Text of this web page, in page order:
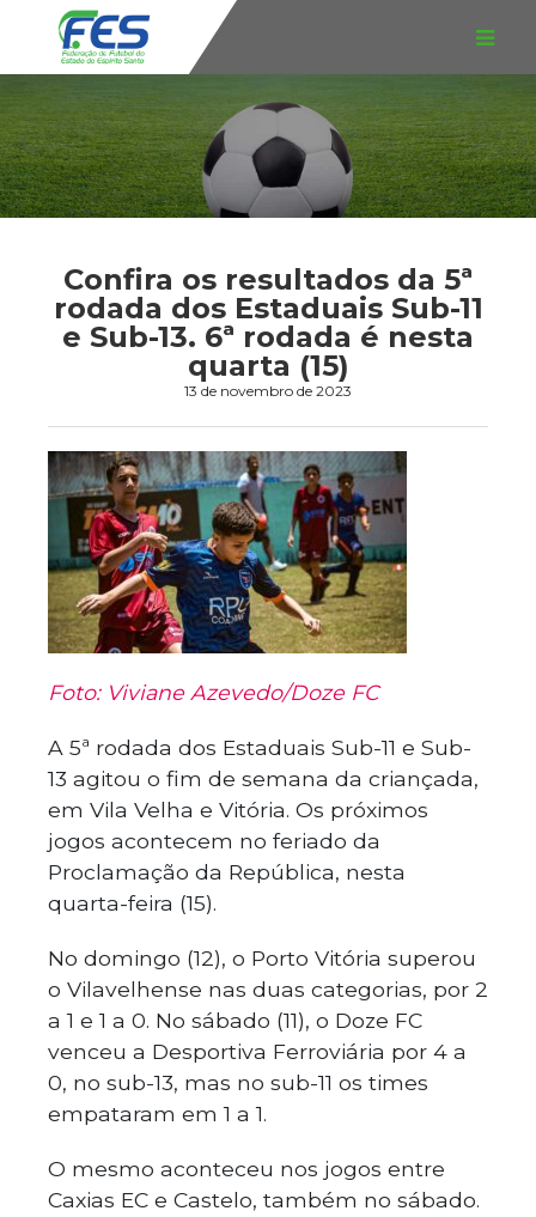
Confira os resultados da 5ª
rodada dos Estaduais Sub-11
e Sub-13. 6ª rodada é nesta
quarta (15)
13 de novembro de 2023
Foto: Viviane Azevedo/Doze FC
A 5ª rodada dos Estaduais Sub-11 e Sub-
13 agitou o fim de semana da criançada,
em Vila Velha e Vitória. Os próximos
jogos acontecem no feriado da
Proclamação da República, nesta
quarta-feira (15).
No domingo (12), o Porto Vitória superou
o Vilavelhense nas duas categorias, por 2
a 1 e 1 a 0. No sábado (11), o Doze FC
venceu a Desportiva Ferroviária por 4 a
0, no sub-13, mas no sub-11 os times
empataram em 1 a 1.
O mesmo aconteceu nos jogos entre
Caxias EC e Castelo, também no sábado.